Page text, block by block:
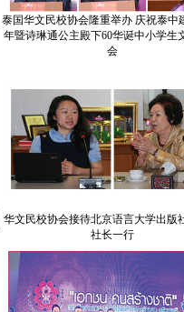
泰国华文民校协会隆重举办 庆祝泰中
年暨诗琳通公主殿下60华诞中小学生
会
华文民校协会接待北京语言大学出版
社长一行